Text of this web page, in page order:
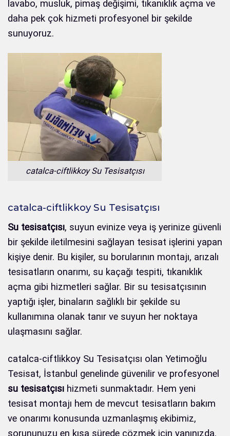
lavabo, musluk, pimaş değişimi, tıkanıklık açma ve
daha pek çok hizmeti profesyonel bir şekilde
sunuyoruz.
catalca-ciftlikkoy Su Tesisatçısı
catalca-ciftlikkoy Su Tesisatçısı
Su tesisatçısı, suyun evinize veya iş yerinize güvenli
bir şekilde iletilmesini sağlayan tesisat işlerini yapan
kişiye denir. Bu kişiler, su borularının montajı, arızalı
tesisatların onarımı, su kaçağı tespiti, tıkanıklık
açma gibi hizmetleri sağlar. Bir su tesisatçısının
yaptığı işler, binaların sağlıklı bir şekilde su
kullanımına olanak tanır ve suyun her noktaya
ulaşmasını sağlar.
catalca-ciftlikkoy Su Tesisatçısı olan Yetimoğlu
Tesisat, İstanbul genelinde güvenilir ve profesyonel
su tesisatçısı hizmeti sunmaktadır. Hem yeni
tesisat montajı hem de mevcut tesisatların bakım
ve onarımı konusunda uzmanlaşmış ekibimiz,
sorununuzu en kısa sürede çözmek için yanınızda.